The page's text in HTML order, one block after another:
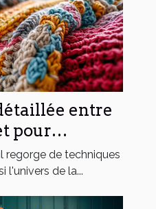
entre
pour
regorge de techniques
l'univers de la...